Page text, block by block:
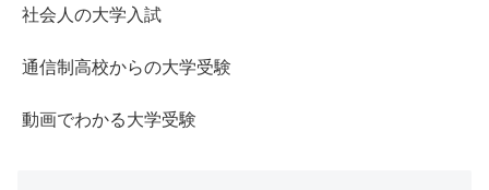
社会人の大学入試
通信制高校からの大学受験
動画でわかる大学受験